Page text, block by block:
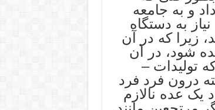
و به جامعه
به دستگاه
زیرا که در آن
شود، در آن
تولیدات –
درون فرد فرد
عده نالازم